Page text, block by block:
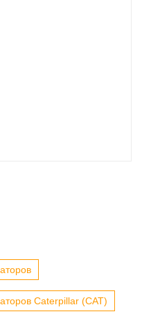
Caterpillar (CAT)